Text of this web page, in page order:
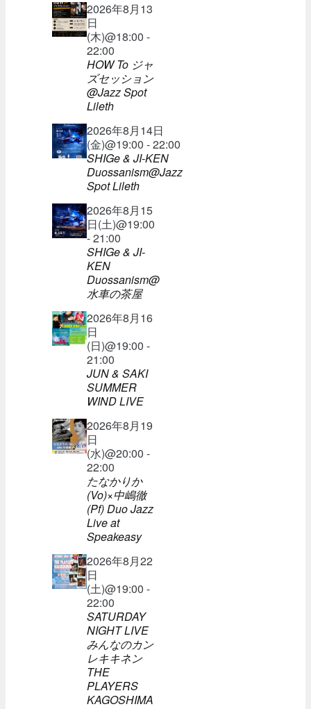
2026年8月13
日
(木)@18:00 -
22:00
HOW To ジャ
ズセッション
@Jazz Spot
Lileth
2026年8月14日
(金)@19:00 - 22:00
SHIGe & JI-KEN
Duossanism@Jazz
Spot Lileth
2026年8月15
日(土)@19:00
- 21:00
SHIGe & JI-
KEN
Duossanism@
水車の茶屋
2026年8月16
日
(日)@19:00 -
21:00
JUN & SAKI
SUMMER
WIND LIVE
2026年8月19
日
(水)@20:00 -
22:00
たなかりか
(Vo)×中嶋徹
(Pf) Duo Jazz
Live at
Speakeasy
2026年8月22
日
(土)@19:00 -
22:00
SATURDAY
NIGHT LIVE
みんなのカン
レキキネン
THE
PLAYERS
KAGOSHIMA